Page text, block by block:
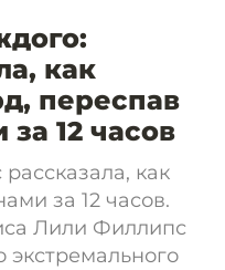
как
переспав
за 12 часов
как
за 12 часов.
Лили Филлипс
экстремального